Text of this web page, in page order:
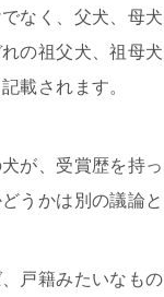
なく、父犬、母
の祖父犬、祖母
載されます。
が、受賞歴を持
うかは別の議論と
戸籍みたいなも